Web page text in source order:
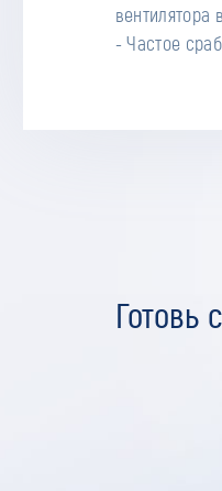
вентилятора
- Частое
Готовь